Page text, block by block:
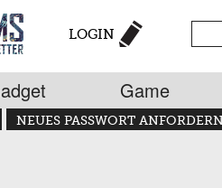
LOGIN
Game
NEUES PASSWORT ANFORDERN